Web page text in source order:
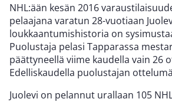
NHL:ään kesän 2016
pelaajana varatun 28-vuotiaan
loukkaantumishistoria on
Puolustaja pelasi Tapparassa
päättyneellä viime kaudella vain 26
Edelliskaudella puolustajan
Juolevi on pelannut urallaan 105